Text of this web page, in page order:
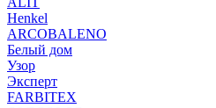
Henkel
ARCOBALENO
Белый дом
Узор
Эксперт
FARBITEX